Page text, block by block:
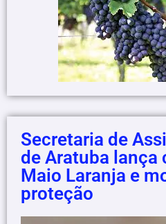
Secretaria de
de Aratuba lança
Maio Laranja e
proteção